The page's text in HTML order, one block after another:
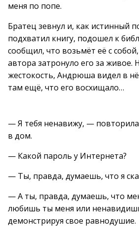
меня по попе.
Братец зевнул и, как истинный
подхватил книгу, подошел к
сообщил, что возьмёт её с
автора затронуло его за живое.
жестокость, Андрюша видел в
там ещё, что его восхищало…
— Я тебя ненавижу, —
в дом.
— Какой пароль у Интернета?
— Ты, правда, думаешь, что я
— А ты, правда, думаешь, что
любишь ты меня или
демонстрируя свое равнодушие.